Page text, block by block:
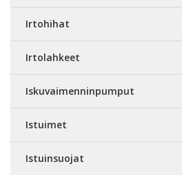
Irtohihat
Irtolahkeet
Iskuvaimenninpumput
Istuimet
Istuinsuojat